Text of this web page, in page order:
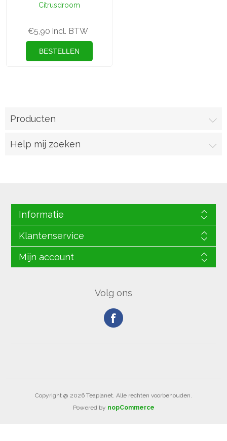
Citrusdroom
€5,90 incl. BTW
Producten
Help mij zoeken
Informatie
Klantenservice
Mijn account
Volg ons
Copyright @ 2026 Teaplanet. Alle rechten voorbehouden.
Powered by nopCommerce